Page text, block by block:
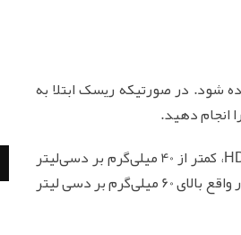
آزمایش کلسترول داده شود. در صورتیکه ریسک ابتلا به
انجام دهید.
سطح ایده‌آل HDL در خون، 60 میلی‌گرم بر دسی‌لیتر یا بیشتر است. اگر سطح HDL، کمتر از 40 میلی‌گرم بر دسی‌لیتر
باشد، پایین است. بنابراین شاید برای حفظ HDL در این محدوده تلاش کنید اما در واقع بالای 60 میلی‌گرم بر دسی لیتر